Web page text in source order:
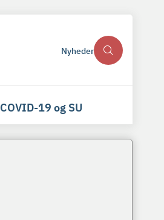
Nyheder
COVID-19 og SU